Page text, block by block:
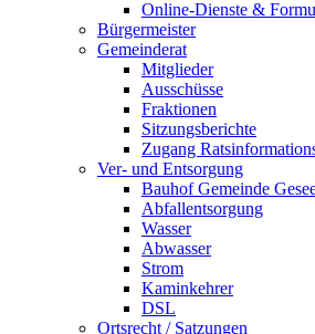
Online-Dienste &
Bürgermeister
Gemeinderat
Mitglieder
Ausschüsse
Fraktionen
Sitzungsberichte
Zugang
Ver- und Entsorgung
Bauhof Gemeinde
Abfallentsorgung
Wasser
Abwasser
Strom
Kaminkehrer
DSL
Ortsrecht / Satzungen